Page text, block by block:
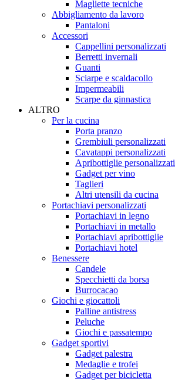
Magliette tecniche
Abbigliamento da lavoro
Pantaloni
Accessori
Cappellini personalizzati
Berretti invernali
Guanti
Sciarpe e scaldacollo
Impermeabili
Scarpe da ginnastica
ALTRO
Per la cucina
Porta pranzo
Grembiuli personalizzati
Cavatappi personalizzati
Apribottiglie personalizzati
Gadget per vino
Taglieri
Altri utensili da cucina
Portachiavi personalizzati
Portachiavi in legno
Portachiavi in metallo
Portachiavi apribottiglie
Portachiavi hotel
Benessere
Candele
Specchietti da borsa
Burrocacao
Giochi e giocattoli
Palline antistress
Peluche
Giochi e passatempo
Gadget sportivi
Gadget palestra
Medaglie e trofei
Gadget per bicicletta